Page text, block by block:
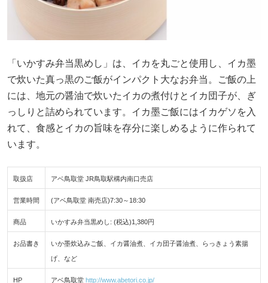
「いかすみ弁当黒めし」は、イカを丸ごと使用し、イカ墨
で炊いた真っ黒のご飯がインパクト大なお弁当。ご飯の上
には、地元の醤油で炊いたイカの煮付けとイカ団子が、ぎ
っしりと詰められています。イカ墨ご飯にはイカゲソを入
れて、食感とイカの旨味を存分に楽しめるように作られて
います。
取扱店 アベ鳥取堂 JR鳥取駅構内南口売店
営業時間 (アベ鳥取堂 南売店)7:30～18:30
商品 いかすみ弁当黒めし: (税込)1,380円
お品書き いか墨炊込みご飯、イカ醤油煮、イカ団子醤油煮、らっきょう素揚
げ、など
HP アベ鳥取堂 http://www.abetori.co.jp/